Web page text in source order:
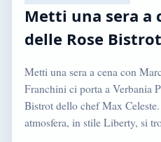
Metti una sera a
delle Rose
Metti una sera a cena con
Franchini ci porta a Verbania
Bistrot dello chef Max
atmosfera, in stile Liberty, si